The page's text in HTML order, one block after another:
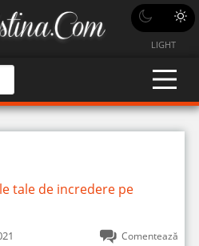
LIGHT
tale de incredere pe
Comentează